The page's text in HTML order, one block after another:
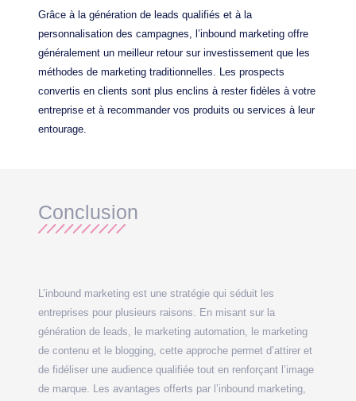
Grâce à la génération de leads qualifiés et à la
personnalisation des campagnes, l’inbound marketing offre
généralement un meilleur retour sur investissement que les
méthodes de marketing traditionnelles. Les prospects
convertis en clients sont plus enclins à rester fidèles à votre
entreprise et à recommander vos produits ou services à leur
entourage.
Conclusion
L’inbound marketing est une stratégie qui séduit les
entreprises pour plusieurs raisons. En misant sur la
génération de leads, le marketing automation, le marketing
de contenu et le blogging, cette approche permet d’attirer et
de fidéliser une audience qualifiée tout en renforçant l’image
de marque. Les avantages offerts par l’inbound marketing,